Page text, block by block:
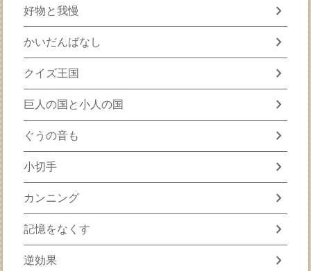
好物と我慢 chevron_right
かいだんばなし chevron_right
クイズ王国 chevron_right
巨人の国と小人の国 chevron_right
ぐうの音も chevron_right
小切手 chevron_right
カンニング chevron_right
記憶をなくす chevron_right
逆効果 chevron_right